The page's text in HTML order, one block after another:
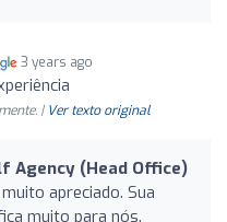
3 years ago
| Ver texto original
Agency (Head Office)
apreciado. Sua
muito para nós.